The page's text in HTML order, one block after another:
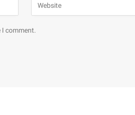
I comment.